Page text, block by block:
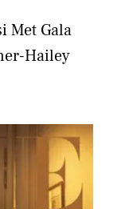
Met Gala
Hailey